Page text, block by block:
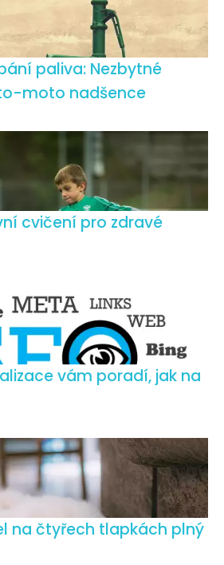
paliva: Nezbytné
moto nadšence
cvičení pro zdravé
vám poradí, jak na
na čtyřech tlapkách plný